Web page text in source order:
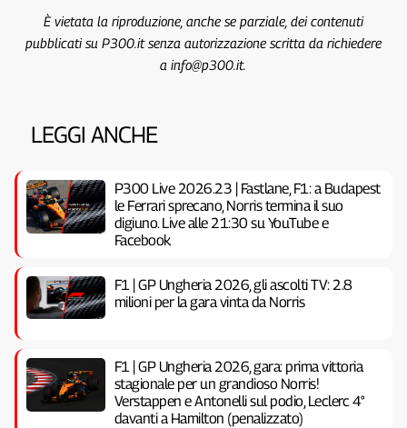
È vietata la riproduzione, anche se parziale, dei contenuti
pubblicati su P300.it senza autorizzazione scritta da richiedere
a info@p300.it.
LEGGI ANCHE
P300 Live 2026.23 | Fastlane, F1: a Budapest
le Ferrari sprecano, Norris termina il suo
digiuno. Live alle 21:30 su YouTube e
Facebook
F1 | GP Ungheria 2026, gli ascolti TV: 2.8
milioni per la gara vinta da Norris
F1 | GP Ungheria 2026, gara: prima vittoria
stagionale per un grandioso Norris!
Verstappen e Antonelli sul podio, Leclerc 4°
davanti a Hamilton (penalizzato)